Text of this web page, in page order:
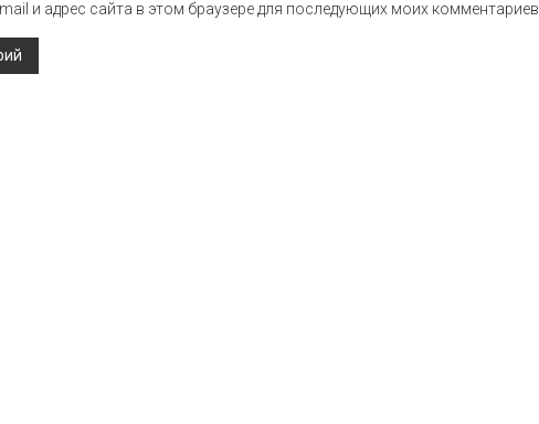
и адрес сайта в этом браузере для последующих моих комментариев.